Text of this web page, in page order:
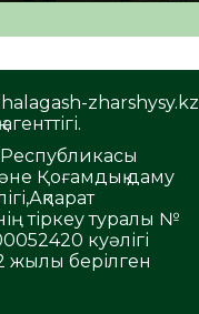
zharshysy.kz
Республикасы
Қоғамдық даму
тіркеу туралы №
куәлігі
жылы берілген